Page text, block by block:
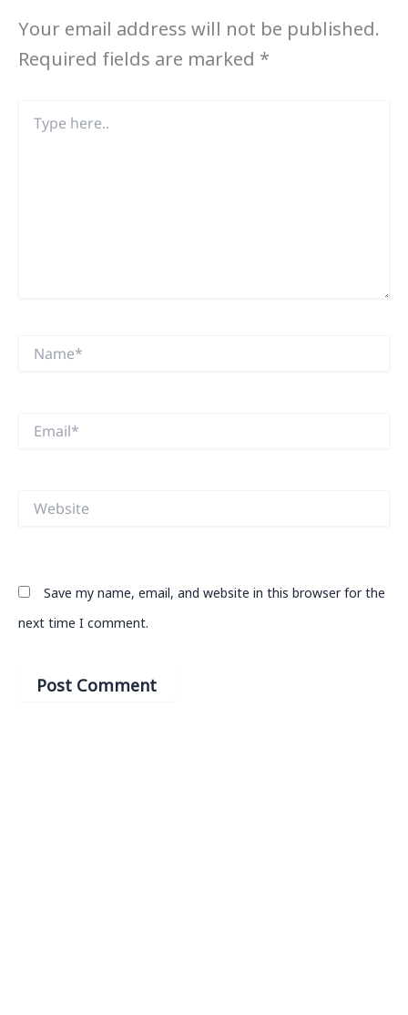
Your email address will not be published.
Required fields are marked *
here..
Name*
Email*
Website
Save my name, email, and website in this browser for the
next time I comment.